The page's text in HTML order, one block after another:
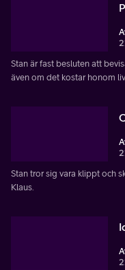
Stan är fast besluten att
även om det kostar honom
Stan tror sig vara klippt och
Klaus.